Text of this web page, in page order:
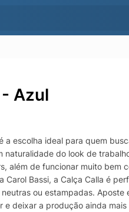
Azul
a escolha ideal para quem
naturalidade do look de
além de funcionar muito bem
Bassi, a Calça Calla é
ou estampadas.
deixar a produção ainda